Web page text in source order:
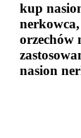
kup
orzechów
nasion